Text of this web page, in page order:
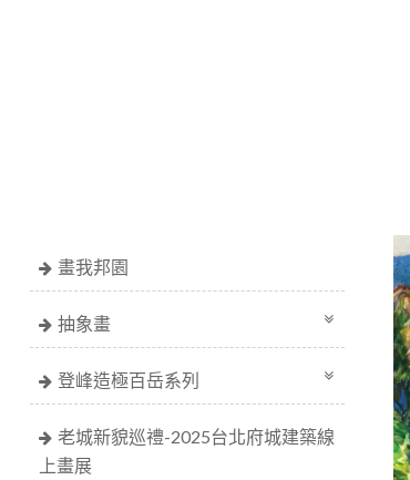
畫我邦園
抽象畫
登峰造極百岳系列
老城新貌巡禮-2025台北府城建築線
上畫展